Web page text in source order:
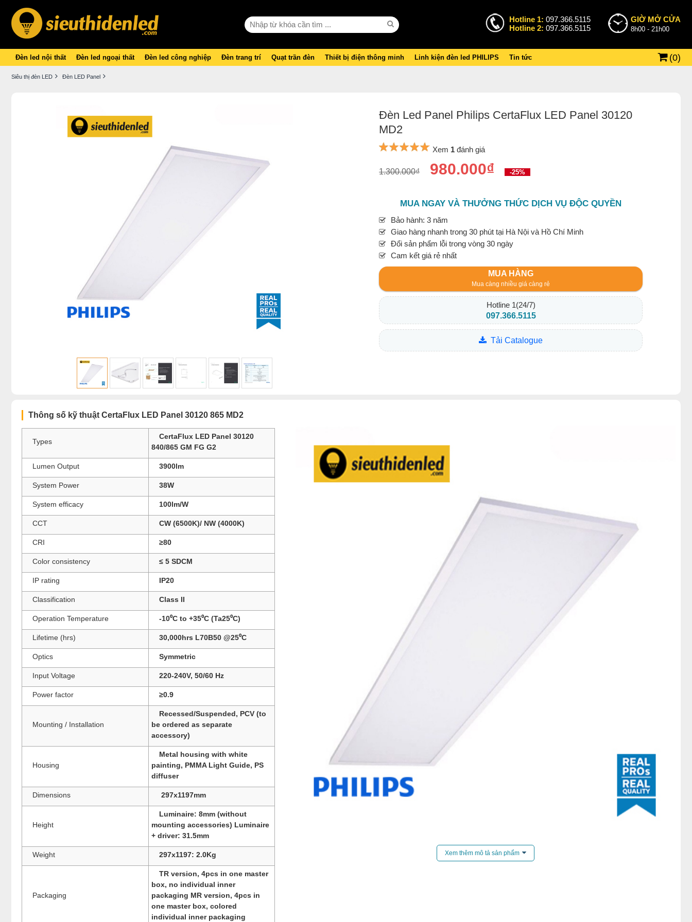
Hotline 1: 097.366.5115
Hotline 2: 097.366.5115
GIỜ MỞ CỬA
8h00 - 21h00
Đèn led nội thất Đèn led ngoại thất Đèn led công nghiệp Đèn trang trí Quạt trần đèn Thiết bị điện thông minh Linh kiện đèn led PHILIPS Tin tức (0)
Siêu thị đèn LED Đèn LED Panel
Đèn Led Panel Philips CertaFlux LED Panel 30120
MD2
Xem 1 đánh giá
1.300.000₫ 980.000₫ -25%
MUA NGAY VÀ THƯỞNG THỨC DỊCH VỤ ĐỘC QUYỀN
Bảo hành: 3 năm
Giao hàng nhanh trong 30 phút tại Hà Nội và Hồ Chí Minh
Đổi sản phẩm lỗi trong vòng 30 ngày
Cam kết giá rẻ nhất
MUA HÀNG
Mua càng nhiều giá càng rẻ
Hotline 1(24/7)
097.366.5115
Tải Catalogue
Thông số kỹ thuật CertaFlux LED Panel 30120 865 MD2
Types
CertaFlux LED Panel 30120
840/865 GM FG G2
Lumen Output 3900lm
System Power 38W
System efficacy 100lm/W
CCT CW (6500K)/ NW (4000K)
CRI ≥80
Color consistency ≤ 5 SDCM
IP rating IP20
Classification Class II
Operation Temperature -10⁰C to +35⁰C (Ta25⁰C)
Lifetime (hrs) 30,000hrs L70B50 @25⁰C
Optics Symmetric
Input Voltage 220-240V, 50/60 Hz
Power factor ≥0.9
Mounting / Installation
Recessed/Suspended, PCV (to
be ordered as separate
accessory)
Housing
Metal housing with white
painting, PMMA Light Guide, PS
diffuser
Dimensions 297x1197mm
Height
Luminaire: 8mm (without
mounting accessories) Luminaire
+ driver: 31.5mm
Weight 297x1197: 2.0Kg
Packaging
TR version, 4pcs in one master
box, no individual inner
packaging MR version, 4pcs in
one master box, colored
individual inner packaging
Đèn LED Panel Philips CertaFlux LED Panel 30120 MD2 là một sản phẩm đèn LED panel chất lượng
cao được thiết kế bởi hãng Philips. Với công suất 38W, sản phẩm này đáp ứng các nhu cầu chiếu sáng
Xem thêm mô tả sản phẩm